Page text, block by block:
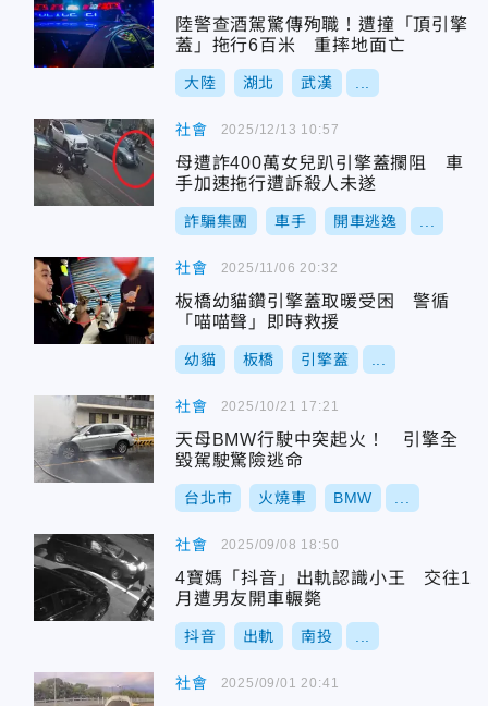
陸警查酒駕驚傳殉職！遭撞「頂引擎
蓋」拖行6百米 重摔地面亡
大陸 湖北 武漢
社會
母遭詐400萬女兒趴引擎蓋攔阻 車
手加速拖行遭訴殺人未遂
詐騙集團 車手 開車逃逸
2025/12/13 10:57
社會
板橋幼貓鑽引擎蓋取暖受困 警循
「喵喵聲」即時救援
幼貓 板橋 引擎蓋
2025/11/06 20:32
社會
天母BMW行駛中突起火！ 引擎全
毀駕駛驚險逃命
台北市 火燒車 BMW
2025/10/21 17:21
社會
4寶媽「抖音」出軌認識小王 交往1
月遭男友開車輾斃
抖音 出軌 南投
2025/09/08 18:50
社會 2025/09/01 20:41